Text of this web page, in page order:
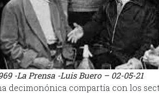
-La Prensa -Luis Buero – 02-05-21
decimonónica compartía con los